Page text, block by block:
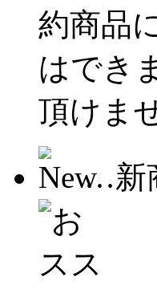
約商品
はでき
頂けま
…新